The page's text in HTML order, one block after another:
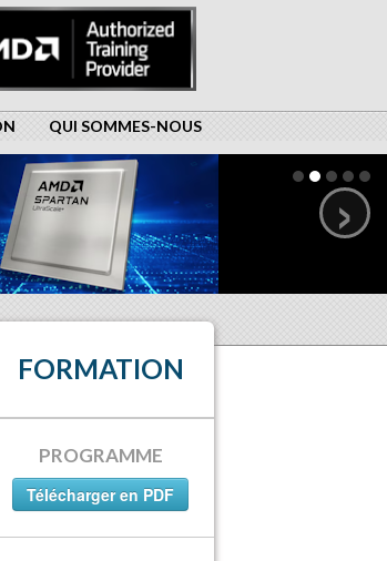
QUI SOMMES-NOUS
›
FORMATION
PROGRAMME
Télécharger en PDF